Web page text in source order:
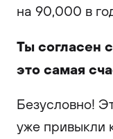
на 90,000 в
Ты согласен
это самая
Безусловно!
уже привыкли